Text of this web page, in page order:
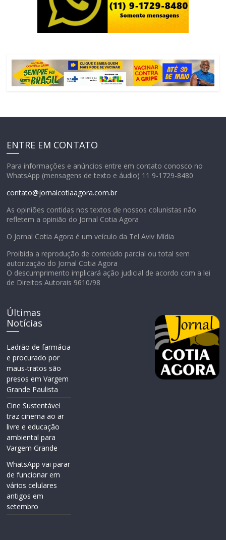
ENTRE EM CONTATO
Para informações e anúncios entre em contato conosco no
WhatsApp (mensagens de texto e áudio) 11 9-1729-8480
contato@jornalcotiaagora.com.br
As opiniões contidas nos textos de nossos colunistas não
refletem a opinião do Jornal Cotia Agora
O Jornal Cotia Agora é um veículo da Tel Aviv Mídia
Proibida a reprodução de conteúdo parcial ou total sem
autorização do Jornal Cotia Agora
O descumprimento implicará ação judicial de acordo com a lei
de Direitos Autorais 9610/98
Últimas
Notícias
Ladrão de farmácia
e procurado por
maus-tratos são
presos em Vargem
Grande Paulista
Cine Sustentável
traz cinema ao ar
livre e educação
ambiental para
Vargem Grande
WhatsApp vai parar
de funcionar em
vários celulares
antigos em
setembro